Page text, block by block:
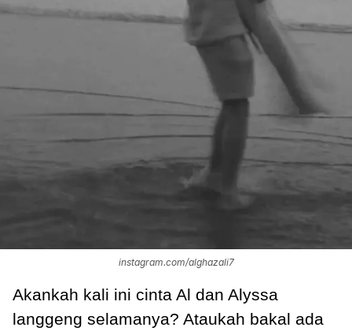
instagram.com/alghazali7
Akankah kali ini cinta Al dan Alyssa
langgeng selamanya? Ataukah bakal ada